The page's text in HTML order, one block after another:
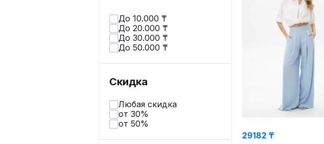
До 10.000 ₸
До 20.000 ₸
До 30.000 ₸
До 50.000 ₸
Скидка
Любая скидка
от 30%
от 50%
29182 ₸